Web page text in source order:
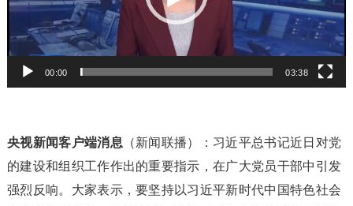
00:00 03:38
央视新闻客户端消息 （新闻联播）：习近平总书记近日对党
的建设和组织工作作出的重要指示，在广大党员干部中引发
强烈反响。大家表示，要坚持以习近平新时代中国特色社会